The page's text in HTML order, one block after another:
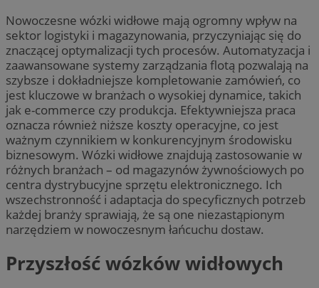
Nowoczesne wózki widłowe mają ogromny wpływ na
sektor logistyki i magazynowania, przyczyniając się do
znaczącej optymalizacji tych procesów. Automatyzacja i
zaawansowane systemy zarządzania flotą pozwalają na
szybsze i dokładniejsze kompletowanie zamówień, co
jest kluczowe w branżach o wysokiej dynamice, takich
jak e-commerce czy produkcja. Efektywniejsza praca
oznacza również niższe koszty operacyjne, co jest
ważnym czynnikiem w konkurencyjnym środowisku
biznesowym. Wózki widłowe znajdują zastosowanie w
różnych branżach – od magazynów żywnościowych po
centra dystrybucyjne sprzętu elektronicznego. Ich
wszechstronność i adaptacja do specyficznych potrzeb
każdej branży sprawiają, że są one niezastąpionym
narzędziem w nowoczesnym łańcuchu dostaw.
Przyszłość wózków widłowych